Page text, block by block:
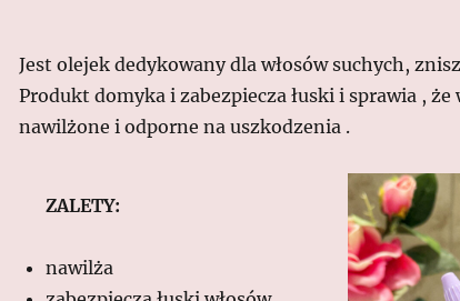
Jest olejek dedykowany dla włosów suchych,
Produkt domyka i zabezpiecza łuski i sprawia , że
nawilżone i odporne na uszkodzenia .
ZALETY:
nawilża